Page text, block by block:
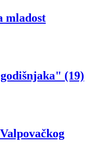
mladost
(19)